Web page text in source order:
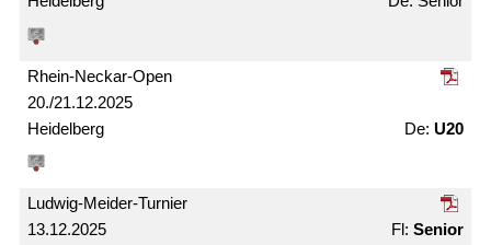
20./21.12.2025
Rhein-Neckar-Open
Heidelberg U20
13.12.2025
Ludwig-Meider-Turnier
Senior